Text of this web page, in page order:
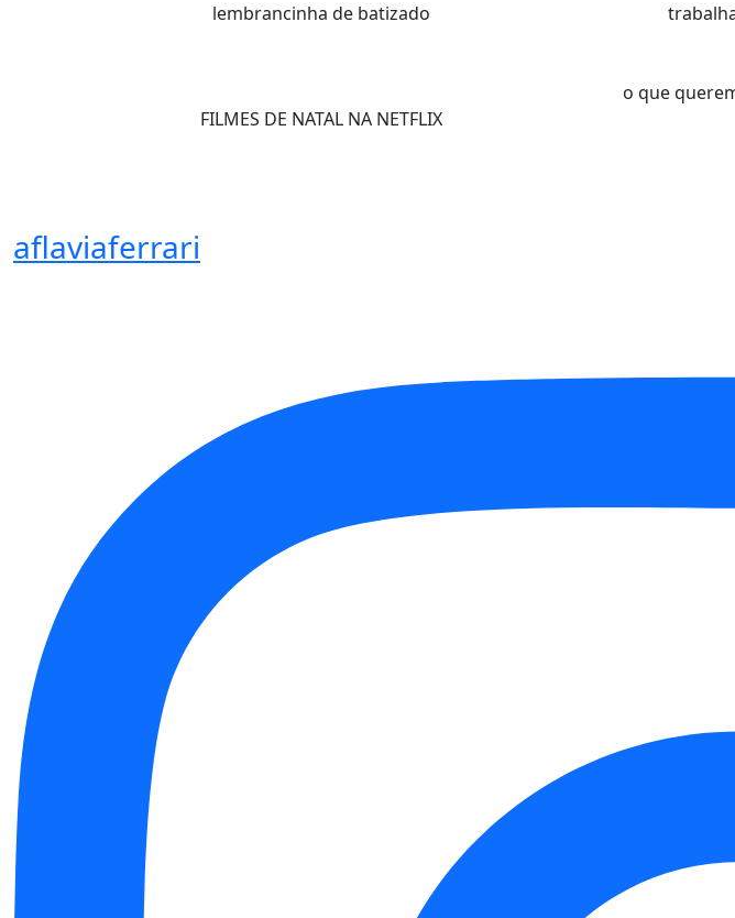
lembrancinha de batizado
FILMES DE NATAL NA NETFLIX
o que
aflaviaferrari